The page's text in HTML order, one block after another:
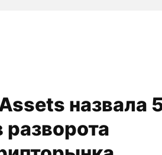
назвала
разворота